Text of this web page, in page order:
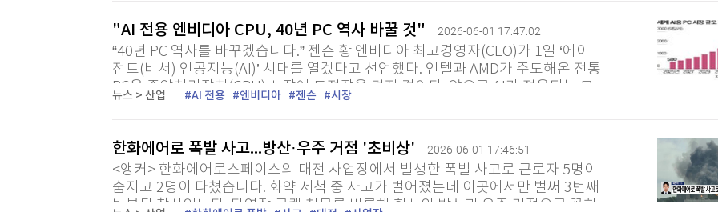
"AI 전용 엔비디아 CPU, 40년 PC 역사 바꿀 것" 2026-06-01 17:47:02
“40년 PC 역사를 바꾸겠습니다.” 젠슨 황 엔비디아 최고경영자(CEO)가 1일 ‘에이
전트(비서) 인공지능(AI)’ 시대를 열겠다고 선언했다. 인텔과 AMD가 주도해온 전통
PC용 중앙처리장치(CPU) 시장에 도전장을 던진 것이다. 앞으로 AI가 적용되는 모
든 정보기술(IT) 기기를 ‘엔비디아 생태계’로 통합하겠다는 야심을...
뉴스 > 산업 AI 전용 엔비디아 젠슨 시장
한화에어로 폭발 사고...방산·우주 거점 '초비상' 2026-06-01 17:46:51
<앵커> 한화에어로스페이스의 대전 사업장에서 발생한 폭발 사고로 근로자 5명이
숨지고 2명이 다쳤습니다. 화약 세척 중 사고가 벌어졌는데 이곳에서만 벌써 3번째
반복된 참사입니다. 다연장 로켓 천무를 비롯해 회사의 방산과 우주 거점으로 꼽히